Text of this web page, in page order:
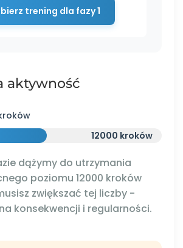
trening dla fazy 1
aktywność
12000 kroków
dążymy do utrzymania
poziomu 12000 kroków
zwiększać tej liczby -
konsekwencji i regularności.